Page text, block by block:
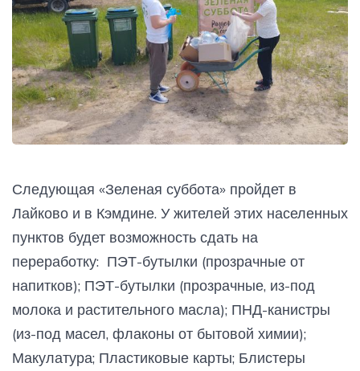
Следующая «Зеленая суббота» пройдет в
Лайково и в Кэмдине. У жителей этих населенных
пунктов будет возможность сдать на
переработку: ПЭТ-бутылки (прозрачные от
напитков); ПЭТ-бутылки (прозрачные, из-под
молока и растительного масла); ПНД-канистры
(из-под масел, флаконы от бытовой химии);
Макулатура; Пластиковые карты; Блистеры